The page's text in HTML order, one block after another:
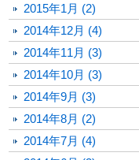
2015年1月 (2)
2014年12月 (4)
2014年11月 (3)
2014年10月 (3)
2014年9月 (3)
2014年8月 (2)
2014年7月 (4)